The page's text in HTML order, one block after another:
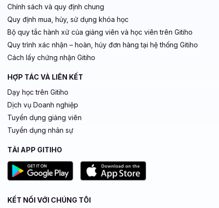
Chính sách và quy định chung
Quy định mua, hủy, sử dụng khóa học
Bộ quy tắc hành xử của giảng viên và học viên trên Gitiho
Quy trình xác nhận – hoàn, hủy đơn hàng tại hệ thống Gitiho
Cách lấy chứng nhận Gitiho
HỢP TÁC VÀ LIÊN KẾT
Dạy học trên Gitiho
Dịch vụ Doanh nghiệp
Tuyển dụng giảng viên
Tuyển dụng nhân sự
TẢI APP GITIHO
KẾT NỐI VỚI CHÚNG TÔI